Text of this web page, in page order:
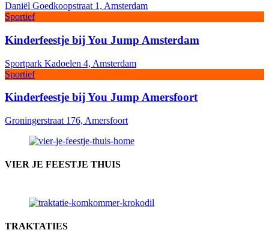
Daniël Goedkoopstraat 1, Amsterdam
Sportief
Kinderfeestje bij You Jump Amsterdam
Sportpark Kadoelen 4, Amsterdam
Sportief
Kinderfeestje bij You Jump Amersfoort
Groningerstraat 176, Amersfoort
VIER JE FEESTJE THUIS
TRAKTATIES